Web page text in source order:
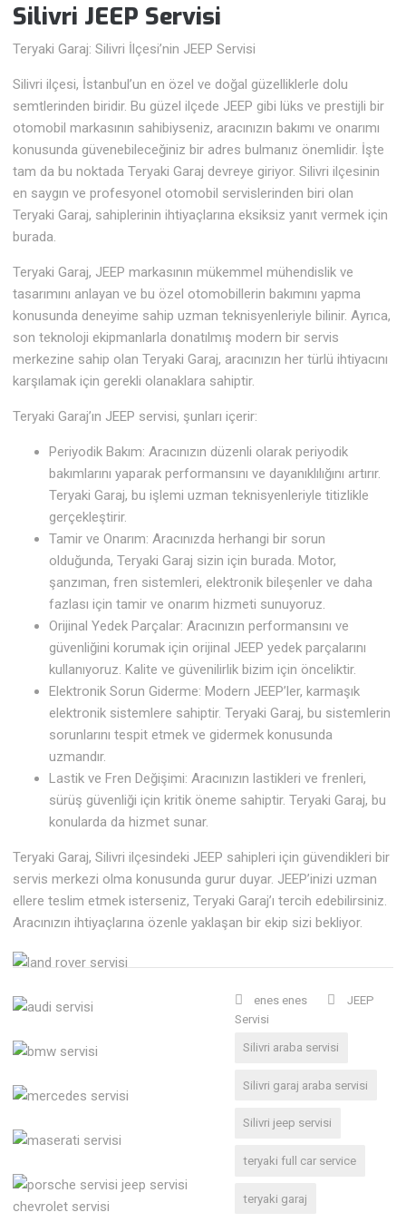
Silivri JEEP Servisi
Teryaki Garaj: Silivri İlçesi’nin JEEP Servisi
Silivri ilçesi, İstanbul’un en özel ve doğal güzelliklerle dolu
semtlerinden biridir. Bu güzel ilçede JEEP gibi lüks ve prestijli bir
otomobil markasının sahibiyseniz, aracınızın bakımı ve onarımı
konusunda güvenebileceğiniz bir adres bulmanız önemlidir. İşte
tam da bu noktada Teryaki Garaj devreye giriyor. Silivri ilçesinin
en saygın ve profesyonel otomobil servislerinden biri olan
Teryaki Garaj, sahiplerinin ihtiyaçlarına eksiksiz yanıt vermek için
burada.
Teryaki Garaj, JEEP markasının mükemmel mühendislik ve
tasarımını anlayan ve bu özel otomobillerin bakımını yapma
konusunda deneyime sahip uzman teknisyenleriyle bilinir. Ayrıca,
son teknoloji ekipmanlarla donatılmış modern bir servis
merkezine sahip olan Teryaki Garaj, aracınızın her türlü ihtiyacını
karşılamak için gerekli olanaklara sahiptir.
Teryaki Garaj’ın JEEP servisi, şunları içerir:
Periyodik Bakım: Aracınızın düzenli olarak periyodik
bakımlarını yaparak performansını ve dayanıklılığını artırır.
Teryaki Garaj, bu işlemi uzman teknisyenleriyle titizlikle
gerçekleştirir.
Tamir ve Onarım: Aracınızda herhangi bir sorun
olduğunda, Teryaki Garaj sizin için burada. Motor,
şanzıman, fren sistemleri, elektronik bileşenler ve daha
fazlası için tamir ve onarım hizmeti sunuyoruz.
Orijinal Yedek Parçalar: Aracınızın performansını ve
güvenliğini korumak için orijinal JEEP yedek parçalarını
kullanıyoruz. Kalite ve güvenilirlik bizim için önceliktir.
Elektronik Sorun Giderme: Modern JEEP’ler, karmaşık
elektronik sistemlere sahiptir. Teryaki Garaj, bu sistemlerin
sorunlarını tespit etmek ve gidermek konusunda
uzmandır.
Lastik ve Fren Değişimi: Aracınızın lastikleri ve frenleri,
sürüş güvenliği için kritik öneme sahiptir. Teryaki Garaj, bu
konularda da hizmet sunar.
Teryaki Garaj, Silivri ilçesindeki JEEP sahipleri için güvendikleri bir
servis merkezi olma konusunda gurur duyar. JEEP’inizi uzman
ellere teslim etmek isterseniz, Teryaki Garaj’ı tercih edebilirsiniz.
Aracınızın ihtiyaçlarına özenle yaklaşan bir ekip sizi bekliyor.
enes enes
JEEP
Servisi
Silivri araba servisi
Silivri garaj araba servisi
Silivri jeep servisi
teryaki full car service
teryaki garaj